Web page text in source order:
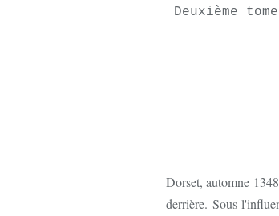
Deuxième
Dorset, automne
derrière. Sous